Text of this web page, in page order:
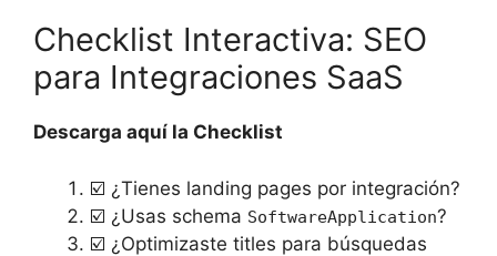
Checklist Interactiva: SEO
para Integraciones SaaS
Descarga aquí la Checklist
☑️ ¿Tienes landing pages por integración?
☑️ ¿Usas schema SoftwareApplication?
☑️ ¿Optimizaste titles para búsquedas